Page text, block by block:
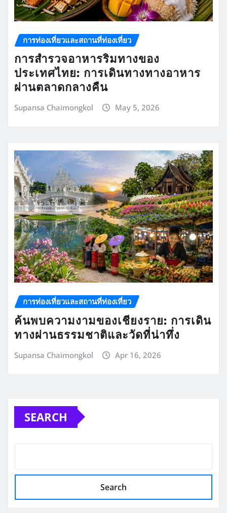
การท่องเที่ยวและสถานที่ท่องเที่ยว
การสำรวจอาหารริมทางของ
ประเทศไทย: การเดินทางทางอาหาร
ผ่านตลาดกลางคืน
Supansa Chaimongkol May 5, 2026
การท่องเที่ยวและสถานที่ท่องเที่ยว
ค้นพบความงามของเชียงราย: การเดิน
ทางผ่านธรรมชาติและวัดที่น่าทึ่ง
Supansa Chaimongkol Apr 16, 2026
SEARCH
Search